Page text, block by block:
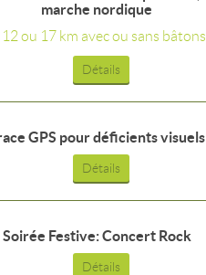
marche nordique
12 ou 17 km avec ou sans bâtons
Détails
GPS pour déficients visuels
Détails
Soirée Festive: Concert Rock
Détails